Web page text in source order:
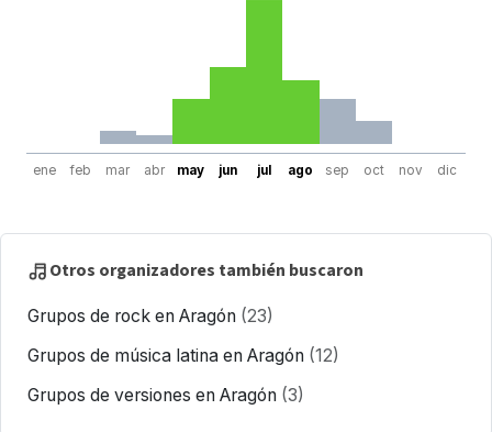
ene feb mar abr may jun jul ago sep oct nov dic
Otros organizadores también buscaron
Grupos de rock en Aragón (23)
Grupos de música latina en Aragón (12)
Grupos de versiones en Aragón (3)